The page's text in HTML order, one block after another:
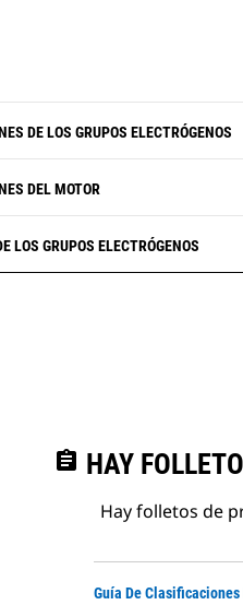
DE LOS GRUPOS ELECTRÓGENOS
DEL MOTOR
LOS GRUPOS ELECTRÓGENOS
assignment HAY
Hay folletos de
Guía De